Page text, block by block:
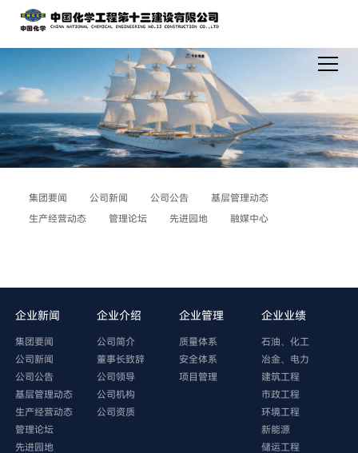
集团要闻 公司新闻 公司公告
基层管理动态
生产经营动态
管理论坛 先进园地 融媒中心
企业新闻
集团要闻
公司新闻
公司公告
基层管理动态
生产经营动态
管理论坛
先进园地
企业介绍
公司简介
董事长致辞
公司领导
公司机构
公司资质
企业管理
质量体系
安全体系
项目管理
企业业绩
石油、化工
冶金、电力
建筑工程
市政工程
环境工程
新能源
储运工程